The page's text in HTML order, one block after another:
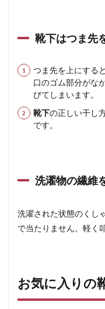
靴下はつま先
つま先を上にする
口のゴム部分がな
びてしまいます。
靴下の正しい干し
です。
洗濯物の繊維
洗濯された状態のくし
で当たりません。軽く
お気に入りの